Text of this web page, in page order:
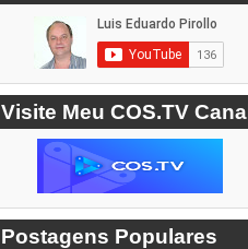
Visite Meu COS.TV Canal
Postagens Populares